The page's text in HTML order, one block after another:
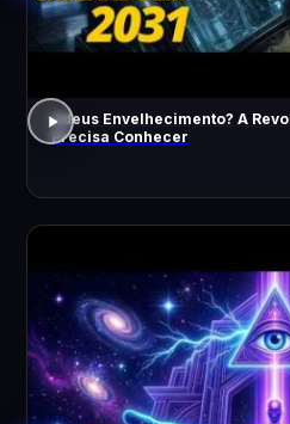
Adeus Envelhecimento? A
Precisa Conhecer